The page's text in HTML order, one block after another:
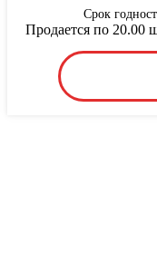
Срок
Продается по 20.00